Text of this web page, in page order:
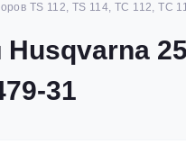
TS 112, TS 114, TC 112, TC
31